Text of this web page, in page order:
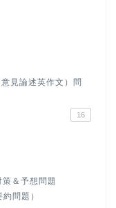
見論述英作文）問
16
＆予想問題
問題）